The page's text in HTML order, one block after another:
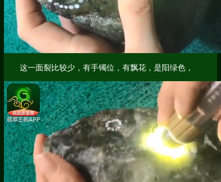
这一面裂比较少，有手镯位，有飘花，是阳绿色，